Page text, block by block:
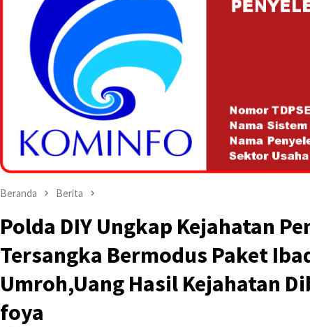
Beranda Berita
Polda DIY Ungkap Kejahatan
Tersangka Bermodus Paket
Umroh,Uang Hasil Kejahatan
foya